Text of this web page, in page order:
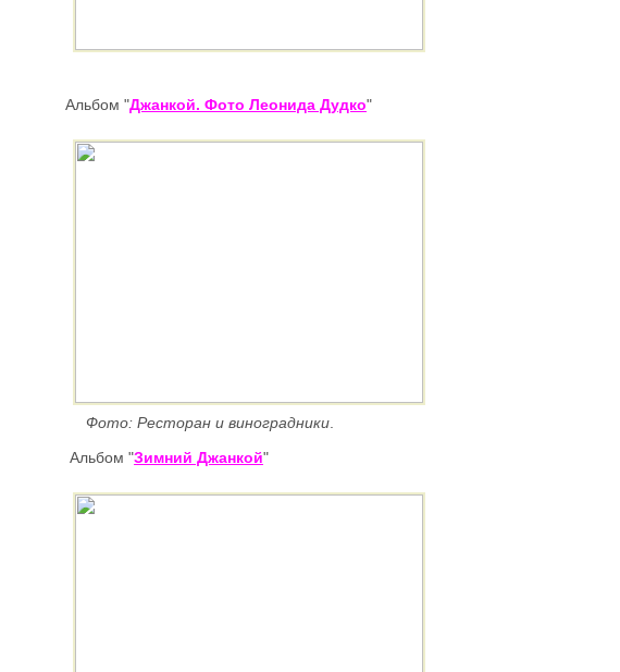
Альбом "Джанкой. Фото Леонида Дудко"
Фото: Ресторан и виноградники
Альбом "Зимний Джанкой"